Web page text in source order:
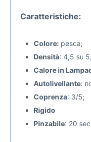
Caratteristiche:
Colore: pesca;
Densità: 4,5 su 5;
Calore in
Autolivellante:
Coprenza: 3/5;
Rigido
Pinzabile: 20